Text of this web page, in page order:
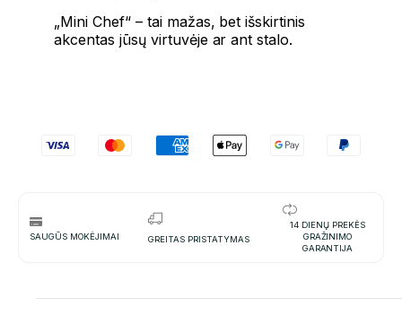
„Mini Chef“ – tai mažas, bet išskirtinis
akcentas jūsų virtuvėje ar ant stalo.
SAUGŪS MOKĖJIMAI GREITAS PRISTATYMAS
14 DIENŲ PREKĖS
GRAŽINIMO
GARANTIJA